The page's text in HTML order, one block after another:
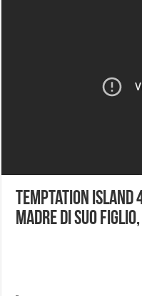
Temptation Island
madre di suo figlio,